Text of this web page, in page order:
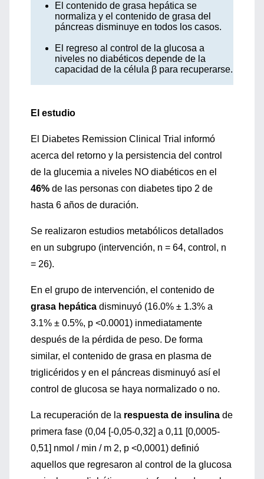
El contenido de grasa hepática se
normaliza y el contenido de grasa del
páncreas disminuye en todos los casos.
El regreso al control de la glucosa a
niveles no diabéticos depende de la
capacidad de la célula β para recuperarse.
El estudio
El Diabetes Remission Clinical Trial informó
acerca del retorno y la persistencia del control
de la glucemia a niveles NO diabéticos en el
46% de las personas con diabetes tipo 2 de
hasta 6 años de duración.
Se realizaron estudios metabólicos detallados
en un subgrupo (intervención, n = 64, control, n
= 26).
En el grupo de intervención, el contenido de
grasa hepática disminuyó (16.0% ± 1.3% a
3.1% ± 0.5%, p <0.0001) inmediatamente
después de la pérdida de peso. De forma
similar, el contenido de grasa en plasma de
triglicéridos y en el páncreas disminuyó así el
control de glucosa se haya normalizado o no.
La recuperación de la respuesta de insulina de
primera fase (0,04 [-0,05-0,32] a 0,11 [0,0005-
0,51] nmol / min / m 2, p <0,0001) definió
aquellos que regresaron al control de la glucosa